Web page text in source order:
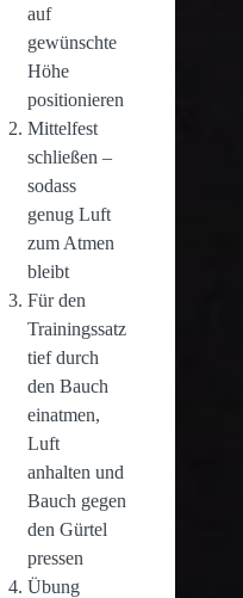
auf
gewünschte
Höhe
positionieren
Mittelfest
schließen –
sodass
genug Luft
zum Atmen
bleibt
Für den
Trainingssatz
tief durch
den Bauch
einatmen,
Luft
anhalten und
Bauch gegen
den Gürtel
pressen
Übung